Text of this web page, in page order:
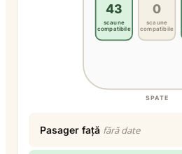
SPATE
43
scaune
compatibile
0
scaune
compatibile
Pasager față fără date